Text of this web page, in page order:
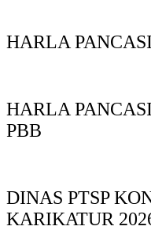
HARLA
HARLA
PBB
DINAS PTSP
KARIKATUR